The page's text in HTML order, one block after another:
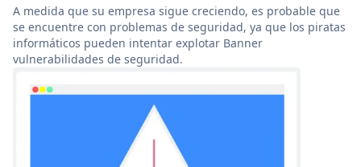
A medida que su empresa sigue creciendo, es probable que
se encuentre con problemas de seguridad, ya que los piratas
informáticos pueden intentar explotar Banner
vulnerabilidades de seguridad.